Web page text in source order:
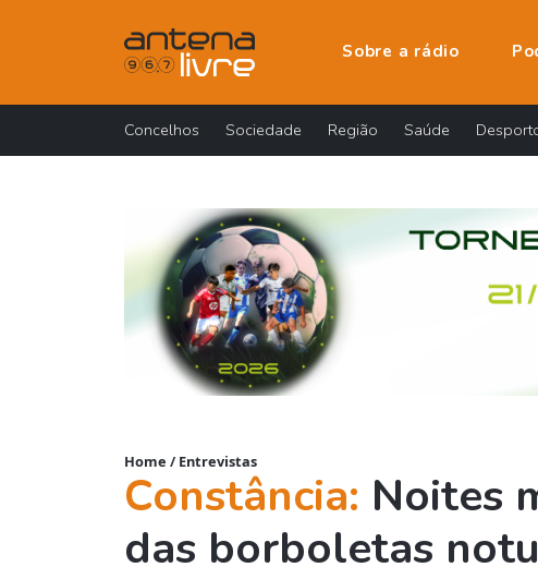
Sobre a rádio
Concelhos Sociedade Região Saúde
Home / Entrevistas
Constância: Noites
das borboletas